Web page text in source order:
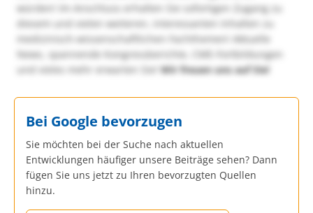
würden! Im Anschluss erhalten Sie sofortigen Zugang zu
diesem und vielen weiteren, interessanten Inhalten zu
medizinisch-wissenschaftlichen Fachthemen! Aktuelle
News, spannende Kongressberichte, CME-Fortbildungen
und vieles mehr erwarten Sie!Wir freuen uns auf Sie!
Bei Google bevorzugen
Sie möchten bei der Suche nach aktuellen
Entwicklungen häufiger unsere Beiträge sehen? Dann
fügen Sie uns jetzt zu Ihren bevorzugten Quellen
hinzu.